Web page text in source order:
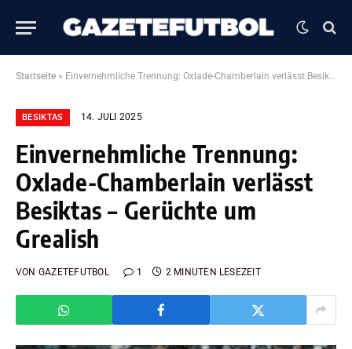
Startseite » Einvernehmliche Trennung: Oxlade-Chamberlain verlässt Besiktas – Gerüchte um Grealish
BESIKTAS 14. JULI 2025
Einvernehmliche Trennung:
Oxlade-Chamberlain verlässt
Besiktas – Gerüchte um
Grealish
VON GAZETEFUTBOL 1 2 MINUTEN LESEZEIT